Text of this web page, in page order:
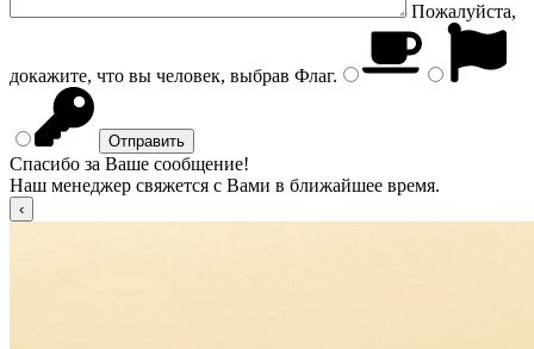
Пожалуйста,
докажите, что вы человек, выбрав Флаг.
Спасибо за Ваше сообщение!
Наш менеджер свяжется с Вами в ближайшее время.